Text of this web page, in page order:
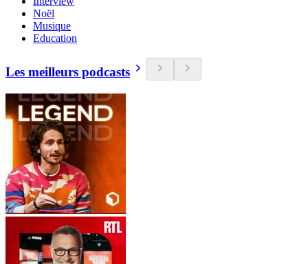
Noël
Musique
Education
Les meilleurs podcasts